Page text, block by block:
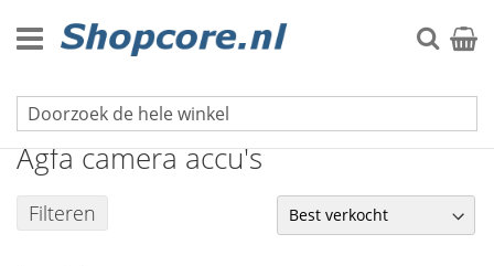
naar
de
Zoek
Foto- en videocamera accu's
Agfa camera accu's
Filteren